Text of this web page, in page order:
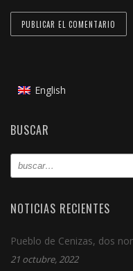
English
BUSCAR
NOTICIAS RECIENTES
Pueblo de Cenizas, dos
21 octubre, 2022